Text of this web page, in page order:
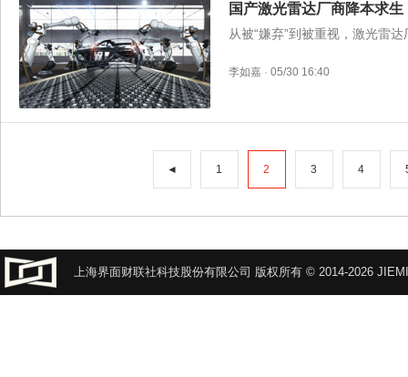
国产激光雷达厂商降本求生
从被“嫌弃”到被重视，激光雷
李如嘉 · 05/30 16:40
◄ 1 2 3 4
上海界面财联社科技股份有限公司 版权所有 © 2014-2026